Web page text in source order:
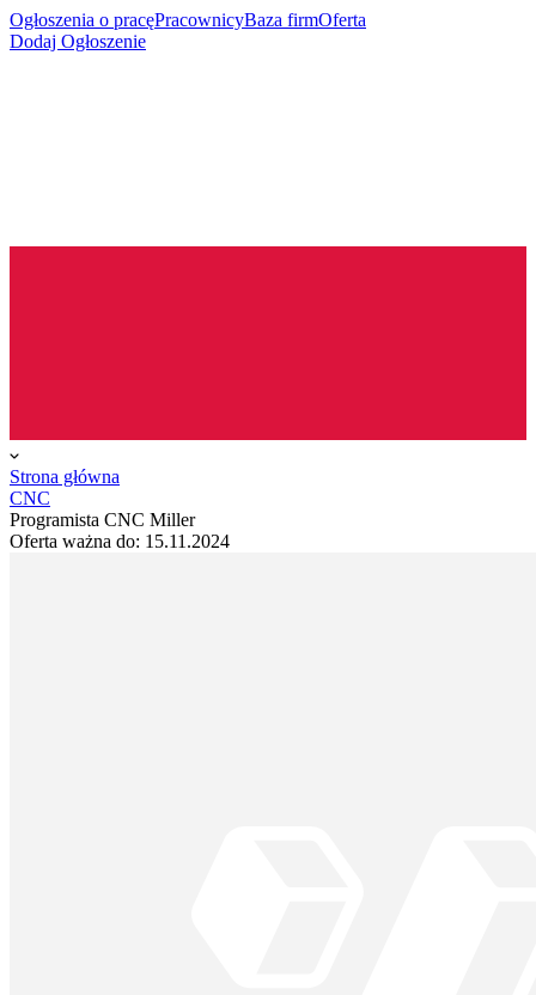
Ogłoszenia o pracęPracownicyBaza firmOferta
Dodaj Ogłoszenie
Strona główna
CNC
Programista CNC Miller
Oferta ważna do: 15.11.2024